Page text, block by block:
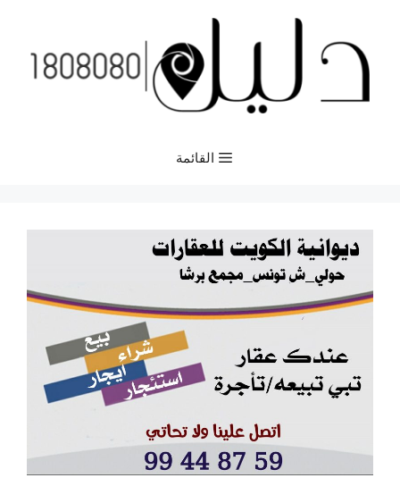
المحتوى
القائمة